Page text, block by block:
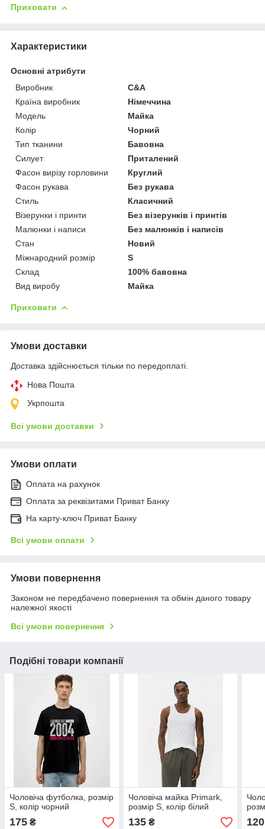
Приховати
Характеристики
Основні атрибути
Виробник
C&A
Країна виробник
Німеччина
Модель
Майка
Колір
Чорний
Тип тканини
Бавовна
Силует
Приталений
Фасон вирізу горловини
Круглий
Фасон рукава
Без рукава
Стиль
Класичний
Візерунки і принти
Без візерунків і принтів
Малюнки і написи
Без малюнків і написів
Стан
Новий
Міжнародний розмір
S
Склад
100% бавовна
Вид виробу
Майка
Приховати
Умови доставки
Доставка здійснюється тільки по передоплаті.
Нова Пошта
Укрпошта
Всі умови доставки
Умови оплати
Оплата на рахунок
Оплата за реквізитами Приват Банку
На карту-ключ Приват Банку
Всі умови оплати
Умови повернення
Законом не передбачено повернення та обмін даного товару
належної якості
Всі умови повернення
Подібні товари компанії
Чоловіча футболка, розмір
S, колір чорний
175 ₴
Чоловіча майка Primark,
розмір S, колір білий
135₴ 120